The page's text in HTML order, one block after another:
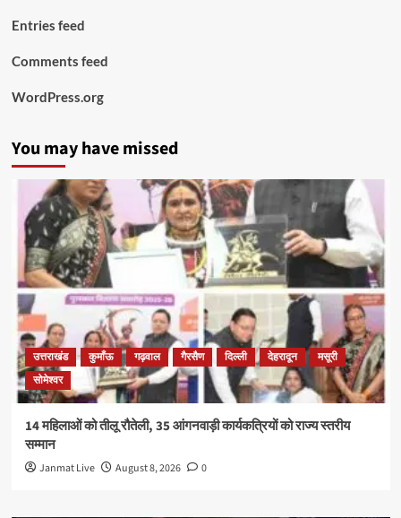
Entries feed
Comments feed
WordPress.org
You may have missed
उत्तराखंड कुमाँऊ गढ़वाल गैरसैण दिल्ली देहरादून
मसूरी
सोमेश्वर
14 महिलाओं को तीलू रौतेली, 35 आंगनवाड़ी कार्यकत्रियों को राज्य स्तरीय
सम्मान
Janmat Live August 8, 2026 0